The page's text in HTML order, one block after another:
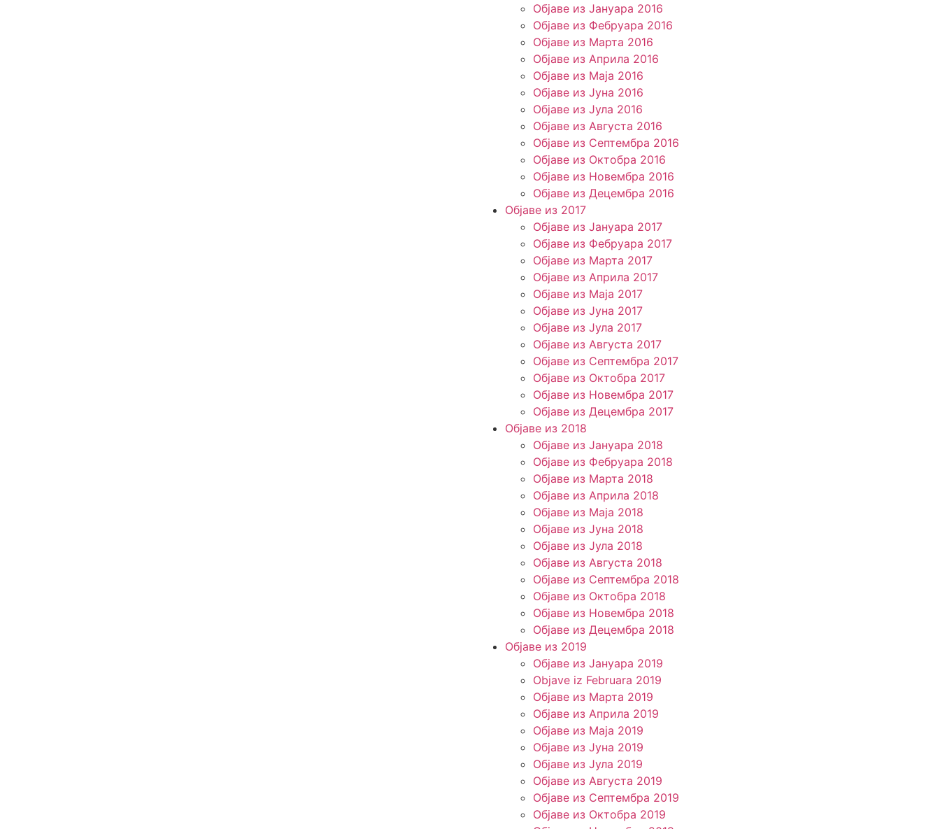
Објаве из Јануара 2016
Објаве из Фебруара 2016
Објаве из Марта 2016
Објаве из Априла 2016
Објаве из Маја 2016
Објаве из Јуна 2016
Објаве из Јула 2016
Објаве из Августа 2016
Објаве из Септембра 2016
Објаве из Октобра 2016
Објаве из Новембра 2016
Објаве из Децембра 2016
Објаве из 2017
Објаве из Јануара 2017
Објаве из Фебруара 2017
Објаве из Марта 2017
Објаве из Априла 2017
Објаве из Маја 2017
Објаве из Јуна 2017
Објаве из Јула 2017
Објаве из Августа 2017
Објаве из Септембра 2017
Објаве из Октобра 2017
Објаве из Новембра 2017
Објаве из Децембра 2017
Објаве из 2018
Објаве из Јануара 2018
Објаве из Фебруара 2018
Објаве из Марта 2018
Објаве из Априла 2018
Објаве из Маја 2018
Објаве из Јуна 2018
Објаве из Јула 2018
Објаве из Августа 2018
Објаве из Септембра 2018
Објаве из Октобра 2018
Објаве из Новембра 2018
Објаве из Децембра 2018
Објаве из 2019
Објаве из Јануара 2019
Objave iz Februara 2019
Објаве из Марта 2019
Објаве из Априла 2019
Објаве из Маја 2019
Објаве из Јуна 2019
Објаве из Јула 2019
Објаве из Августа 2019
Објаве из Септембра 2019
Објаве из Октобра 2019